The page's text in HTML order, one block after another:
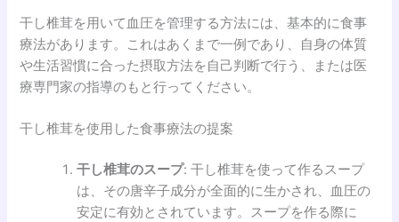
干し椎茸を用いて血圧を管理する方法には、基本的に食事
療法があります。これはあくまで一例であり、自身の体質
や生活習慣に合った摂取方法を自己判断で行う、または医
療専門家の指導のもと行ってください。
干し椎茸を使用した食事療法の提案
干し椎茸のスープ: 干し椎茸を使って作るスープ
は、その唐辛子成分が全面的に生かされ、血圧の
安定に有効とされています。スープを作る際に